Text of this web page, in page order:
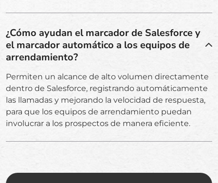
¿Cómo ayudan el marcador de Salesforce y
el marcador automático a los equipos de
arrendamiento?
Permiten un alcance de alto volumen directamente
dentro de Salesforce, registrando automáticamente
las llamadas y mejorando la velocidad de respuesta,
para que los equipos de arrendamiento puedan
involucrar a los prospectos de manera eficiente.